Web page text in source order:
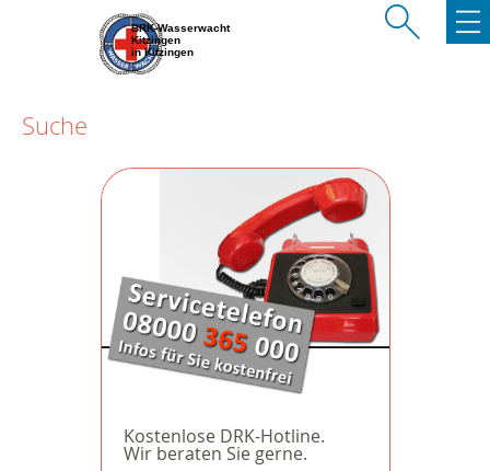
BRK-Wasserwacht
Kitzingen
in Kitzingen
Suche
Kostenlose DRK-Hotline.
Wir beraten Sie gerne.